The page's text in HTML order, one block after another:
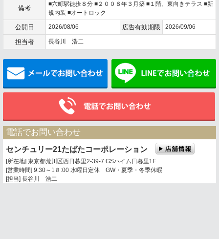
備考
■六町駅徒歩８分 ■２００８年３月築 ■１階、東向きテラス ■新
規内装 ■オートロック
公開日 2026/08/06 広告有効期限 2026/09/06
担当者 長谷川 浩二
メールでお問い合わせ
電話でお問い合わせ
センチュリー21たばたコーポレーション
[所在地] 東京都荒川区西日暮里2-39-7 GSハイム日暮里1F
[営業時間] 9:30～1８:00 水曜日定休 GW・夏季・冬季休暇
[担当] 長谷川 浩二